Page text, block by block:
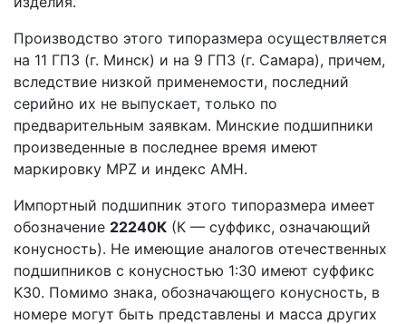
Производство этого типоразмера осуществляется
на 11 ГПЗ (г. Минск) и на 9 ГПЗ (г. Самара), причем,
вследствие низкой применемости, последний
серийно их не выпускает, только по
предварительным заявкам. Минские подшипники
произведенные в последнее время имеют
маркировку MPZ и индекс АМН.
Импортный подшипник этого типоразмера имеет
обозначение 22240К (К — суффикс, означающий
конусность). Не имеющие аналогов отечественных
подшипников с конусностью 1:30 имеют суффикс
K30. Помимо знака, обозначающего конусность, в
номере могут быть представлены и масса других